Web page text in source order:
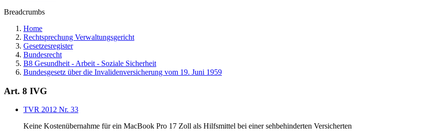
Breadcrumbs
Home
Rechtsprechung Verwaltungsgericht
Gesetzesregister
Bundesrecht
B8 Gesundheit - Arbeit - Soziale Sicherheit
Bundesgesetz über die Invalidenversicherung vom 19. Juni 1959
Art. 8 IVG
TVR 2012 Nr. 33
Keine Kostenübernahme für ein MacBook Pro 17 Zoll als Hilfsmittel bei einer sehbehinderten Versicherten